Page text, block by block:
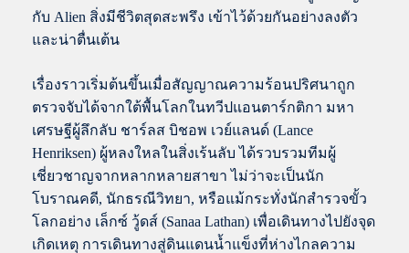
กับ Alien สิ่งมีชีวิตสุดสะพรึง เข้าไว้ด้วยกันอย่างลงตัว
และน่าตื่นเต้น
เรื่องราวเริ่มต้นขึ้นเมื่อสัญญาณความร้อนปริศนาถูก
ตรวจจับได้จากใต้พื้นโลกในทวีปแอนตาร์กติกา มหา
เศรษฐีผู้ลึกลับ ชาร์ลส บิชอพ เวย์แลนด์ (Lance
Henriksen) ผู้หลงใหลในสิ่งเร้นลับ ได้รวบรวมทีมผู้
เชี่ยวชาญจากหลากหลายสาขา ไม่ว่าจะเป็นนัก
โบราณคดี, นักธรณีวิทยา, หรือแม้กระทั่งนักสำรวจขั้ว
โลกอย่าง เล็กซ์ วู้ดส์ (Sanaa Lathan) เพื่อเดินทางไปยังจุด
เกิดเหตุ การเดินทางสู่ดินแดนน้ำแข็งที่ห่างไกลความ